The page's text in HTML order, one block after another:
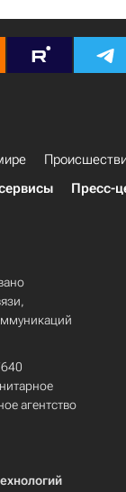
Пресс-
агентство